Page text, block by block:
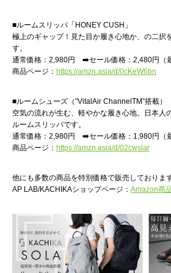
■ルームスリッパ「HONEY CUSH」
極上のギャップ！見た目か履き心地か、の二択
す。
通常価格：2,980円 ➡️セール価格：2,480円（最
商品ページ： https://amzn.asia/d/0cKeW6bn
■ルームシューズ（”VitalAir ChannelTM”搭載）
空気の流れが生む、軽やかな履き心地。日本人
ルームスリッパです。
通常価格：2,980円 ➡️セール価格：1,980円（最
商品ページ： https://amzn.asia/d/02cwslar
他にも多数の商品を特別価格で販売しております
AP LAB/KACHIKAショップページ： Amazon商